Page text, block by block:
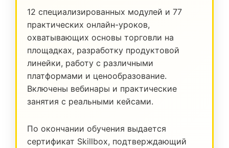
12 специализированных модулей и 77
практических онлайн-уроков,
охватывающих основы торговли на
площадках, разработку продуктовой
линейки, работу с различными
платформами и ценообразование.
Включены вебинары и практические
занятия с реальными кейсами.
По окончании обучения выдается
сертификат Skillbox, подтверждающий